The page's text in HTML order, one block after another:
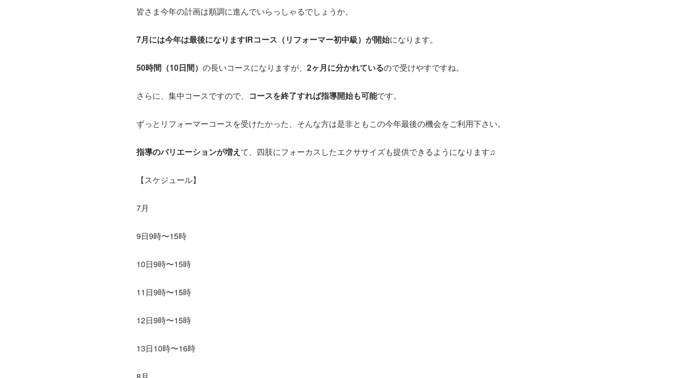
皆さま今年の計画は順調に進んでいらっしゃるでしょうか。
7月には今年は最後になりますIRコース（リフォーマー初中級）が開始になります。
50時間（10日間） の長いコースになりますが、 2ヶ月に分かれているので受けやすですね。
さらに、集中コースですので、 コースを終了すれば指導開始も可能です。
ずっとリフォーマーコースを受けたかった、そんな方は是非ともこの今年最後の機会をご利用下さい。
指導のバリエーションが増え て、四肢にフォーカスしたエクササイズも提供できるようになります♫
【スケジュール】
7月
9日9時〜15時
10日9時〜15時
11日9時〜15時
12日9時〜15時
13日10時〜16時